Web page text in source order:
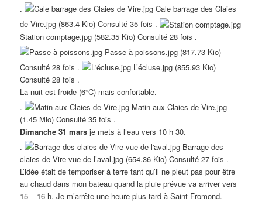
.
Cale barrage des Claies
de Vire.jpg (863.4 Kio) Consulté 35 fois .
Station comptage.jpg (582.35 Kio) Consulté 28 fois .
Passe à poissons.jpg (817.73 Kio)
Consulté 28 fois .
L’écluse.jpg (855.93 Kio)
Consulté 28 fois .
La nuit est froide (6°C) mais confortable.
.
Matin aux Claies de Vire.jpg
(1.45 Mio) Consulté 35 fois .
Dimanche 31 mars je mets à l’eau vers 10 h 30.
.
Barrage des
claies de Vire vue de l’aval.jpg (654.36 Kio) Consulté 27 fois .
L’idée était de temporiser à terre tant qu’il ne pleut pas pour être
au chaud dans mon bateau quand la pluie prévue va arriver vers
15 – 16 h. Je m’arrête une heure plus tard à Saint-Fromond.